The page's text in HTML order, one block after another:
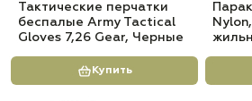
Тактические перчатки
беспалые Army Tactical
Gloves 7,26 Gear, Черные
Купить